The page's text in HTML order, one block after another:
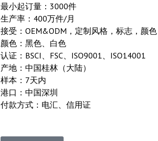
最小起订量：3000件
生产率：400万件/月
接受：OEM&ODM，定制风格，标志，颜
颜色：黑色、白色
认证：BSCI、FSC、ISO9001、ISO14001
产地：中国桂林（大陆）
样本：7天内
港口：中国深圳
付款方式：电汇、信用证